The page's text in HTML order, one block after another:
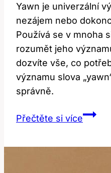
Yawn je univerzální
nezájem nebo
Používá se v mnoha
rozumět jeho
dozvíte vše, co
významu slova
správně.
Přečtěte si víceYawn: